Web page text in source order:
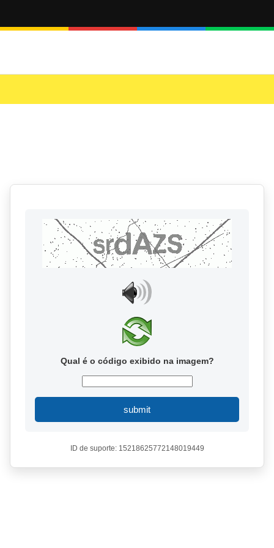
Qual é o código exibido na imagem?
submit
ID de suporte: 15218625772148019449